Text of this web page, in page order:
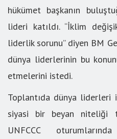
hükümet başkanın
lideri katıldı. “İklim
liderlik sorunu” diyen BM
dünya liderlerinin bu
etmelerini istedi.
Toplantıda dünya liderleri
siyasi bir beyan niteliği
UNFCCC